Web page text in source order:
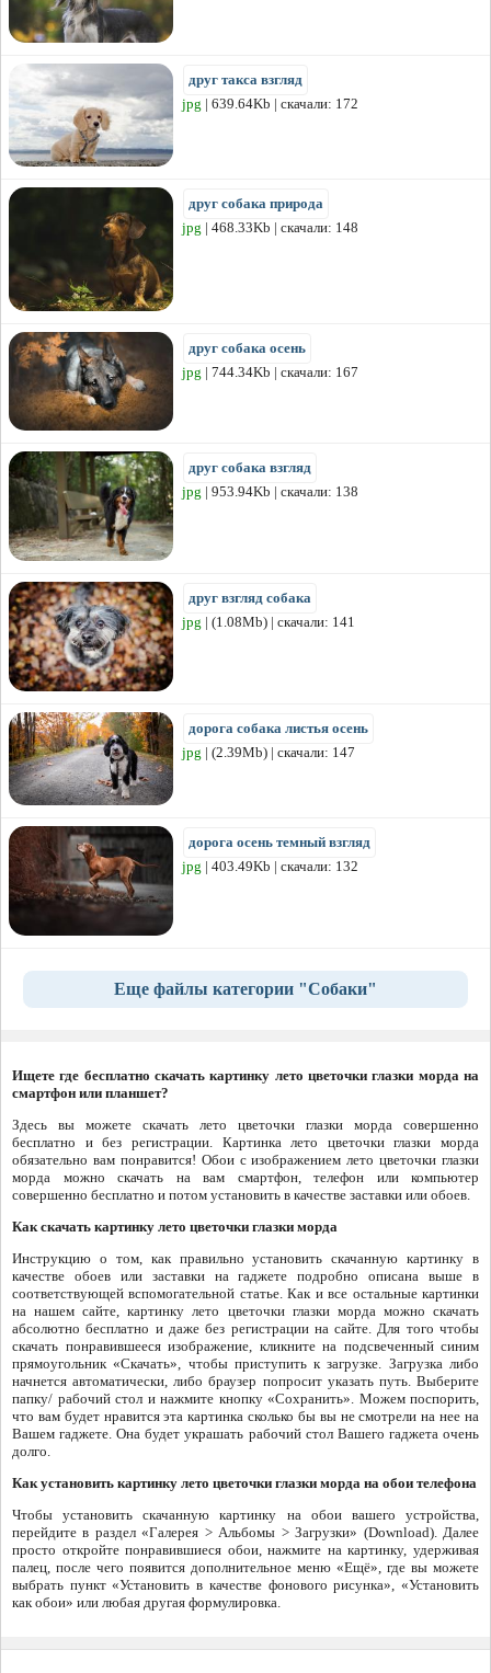
друг такса взгляд
jpg | 639.64Kb | скачали: 172
друг собака природа
jpg | 468.33Kb | скачали: 148
друг собака осень
jpg | 744.34Kb | скачали: 167
друг собака взгляд
jpg | 953.94Kb | скачали: 138
друг взгляд собака
jpg | (1.08Mb) | скачали: 141
дорога собака листья осень
jpg | (2.39Mb) | скачали: 147
дорога осень темный взгляд
jpg | 403.49Kb | скачали: 132
Еще файлы категории "Собаки"
Ищете где бесплатно скачать картинку лето цветочки глазки морда на
смартфон или планшет?
Здесь вы можете скачать лето цветочки глазки морда совершенно
бесплатно и без регистрации. Картинка лето цветочки глазки морда
обязательно вам понравится! Обои с изображением лето цветочки глазки
морда можно скачать на вам смартфон, телефон или компьютер
совершенно бесплатно и потом установить в качестве заставки или обоев.
Как скачать картинку лето цветочки глазки морда
Инструкцию о том, как правильно установить скачанную картинку в
качестве обоев или заставки на гаджете подробно описана выше в
соответствующей вспомогательной статье. Как и все остальные картинки
на нашем сайте, картинку лето цветочки глазки морда можно скачать
абсолютно бесплатно и даже без регистрации на сайте. Для того чтобы
скачать понравившееся изображение, кликните на подсвеченный синим
прямоугольник «Скачать», чтобы приступить к загрузке. Загрузка либо
начнется автоматически, либо браузер попросит указать путь. Выберите
папку/ рабочий стол и нажмите кнопку «Сохранить». Можем поспорить,
что вам будет нравится эта картинка сколько бы вы не смотрели на нее на
Вашем гаджете. Она будет украшать рабочий стол Вашего гаджета очень
долго.
Как установить картинку лето цветочки глазки морда на обои телефона
Чтобы установить скачанную картинку на обои вашего устройства,
перейдите в раздел «Галерея > Альбомы > Загрузки» (Download). Далее
просто откройте понравившиеся обои, нажмите на картинку, удерживая
палец, после чего появится дополнительное меню «Ещё», где вы можете
выбрать пункт «Установить в качестве фонового рисунка», «Установить
как обои» или любая другая формулировка.